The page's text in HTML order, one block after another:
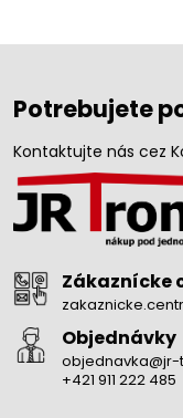
Potrebujete
Kontaktujte nás cez
Zákaznícke
Objednávky
objednavka@jr-
+421 911 222 485